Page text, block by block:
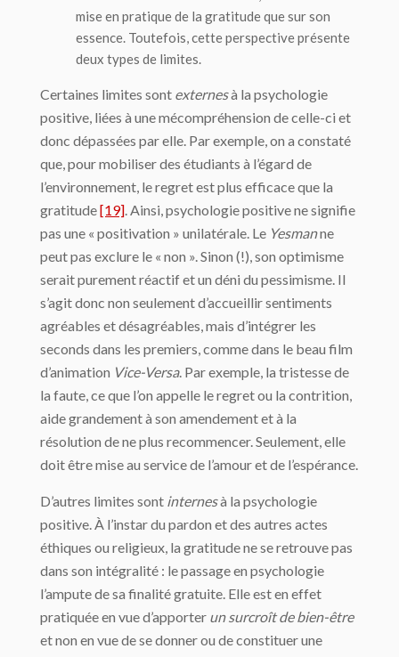
mise en pratique de la gratitude que sur son
essence. Toutefois, cette perspective présente
deux types de limites.
Certaines limites sont externesà la psychologie
positive, liées à une mécompréhension de celle-ci et
donc dépassées par elle. Par exemple, on a constaté
que, pour mobiliser des étudiants à l’égard de
l’environnement, le regret est plus efficace que la
gratitude[19] . Ainsi, psychologie positive ne signifie
pas une « positivation » unilatérale. Le Yesmanne
peut pas exclure le « non ». Sinon (!), son optimisme
serait purement réactif et un déni du pessimisme. Il
s’agit donc non seulement d’accueillir sentiments
agréables et désagréables, mais d’intégrer les
seconds dans les premiers, comme dans le beau film
d’animation Vice-Versa. Par exemple, la tristesse de
la faute, ce que l’on appelle le regret ou la contrition,
aide grandement à son amendement et à la
résolution de ne plus recommencer. Seulement, elle
doit être mise au service de l’amour et de l’espérance.
D’autres limites sont internesà la psychologie
positive. À l’instar du pardon et des autres actes
éthiques ou religieux, la gratitude ne se retrouve pas
dans son intégralité : le passage en psychologie
l’ampute de sa finalité gratuite. Elle est en effet
pratiquée en vue d’apporter un surcroît de bien-être
et non en vue de se donner ou de constituer une